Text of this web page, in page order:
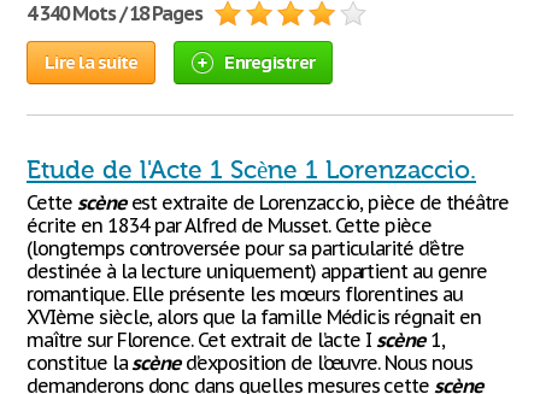
4 340 Mots / 18 Pages
Lire la suite Enregistrer
Etude de l'Acte 1 Scène 1 Lorenzaccio.
Cette scèneest extraite de Lorenzaccio, pièce de théâtre
écrite en 1834 par Alfred de Musset. Cette pièce
(longtemps controversée pour sa particularité d’être
destinée à la lecture uniquement) appartient au genre
romantique. Elle présente les mœurs florentines au
XVIème siècle, alors que la famille Médicis régnait en
maître sur Florence. Cet extrait de l’acte Iscène1,
constitue lascèned’exposition de l’œuvre. Nous nous
demanderons donc dans quelles mesures cettescène